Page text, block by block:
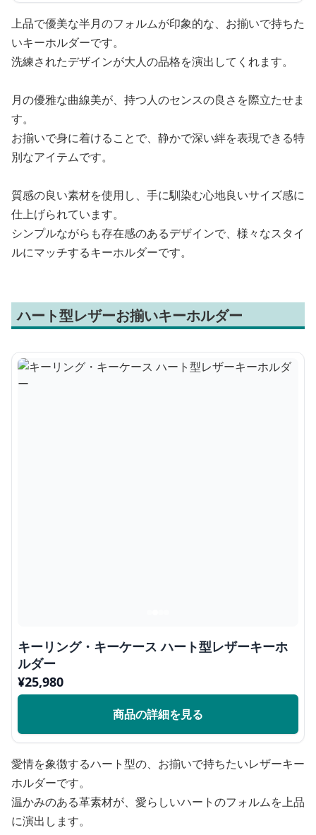
上品で優美な半月のフォルムが印象的な、お揃いで持ちた
いキーホルダーです。
洗練されたデザインが大人の品格を演出してくれます。
月の優雅な曲線美が、持つ人のセンスの良さを際立たせま
す。
お揃いで身に着けることで、静かで深い絆を表現できる特
別なアイテムです。
質感の良い素材を使用し、手に馴染む心地良いサイズ感に
仕上げられています。
シンプルながらも存在感のあるデザインで、様々なスタイ
ルにマッチするキーホルダーです。
ハート型レザーお揃いキーホルダー
キーリング・キーケース ハート型レザーキーホ
ルダー
¥25,980
商品の詳細を見る
愛情を象徴するハート型の、お揃いで持ちたいレザーキー
ホルダーです。
温かみのある革素材が、愛らしいハートのフォルムを上品
に演出します。